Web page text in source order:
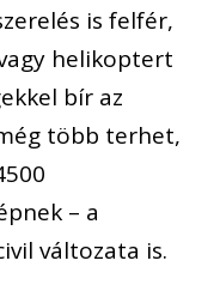
is felfér,
helikoptert
bír az
több terhet,
– a
változata is.